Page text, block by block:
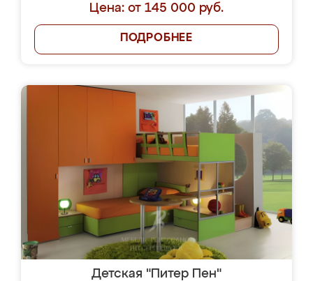
Цена: от 145 000 руб.
ПОДРОБНЕЕ
Детская "Питер Пен"